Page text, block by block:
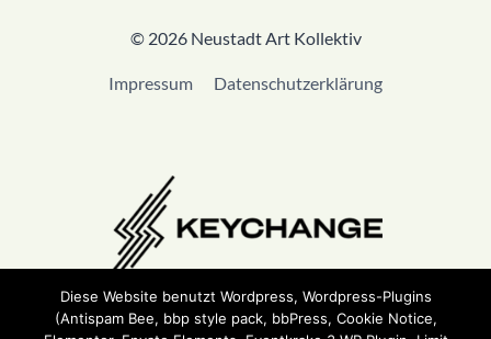
© 2026 Neustadt Art Kollektiv
Impressum Datenschutzerklärung
Wir sind Teil vonKeychange und haben einePledge
Diese Website benutzt Wordpress, Wordpress-Plugins
(Antispam Bee, bbp style pack, bbPress, Cookie Notice,